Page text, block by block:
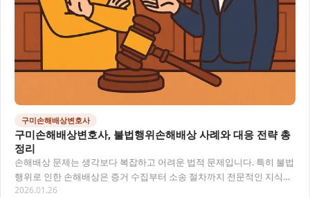
구미손해배상변호사
구미손해배상변호사, 불법행위손해배상 사례와 대응 전략 총
정리
손해배상 문제는 생각보다 복잡하고 어려운 법적 문제입니다. 특히 불법
행위로 인한 손해배상은 증거 수집부터 소송 절차까지 전문적인 지식이
필요한 영역이에요. 이 글에서는 손해배상 사…
2026.01.26